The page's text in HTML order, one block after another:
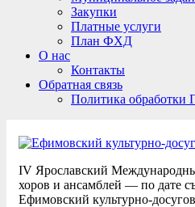
Закупки
Платные услуги
План ФХД
О нас
Контакты
Обратная связь
Политика обработки
IV Ярославский
хоров и ансамблей — по дате
Ефимовский культурно-